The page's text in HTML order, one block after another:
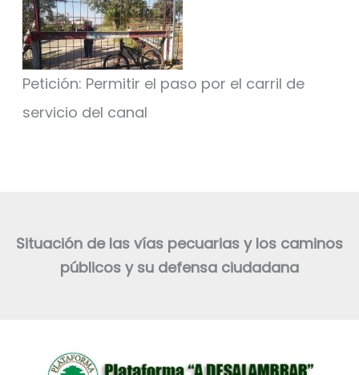
Petición: Permitir el paso por el carril de
servicio del canal
Situación de las vías pecuarias y los caminos
públicos y su defensa ciudadana